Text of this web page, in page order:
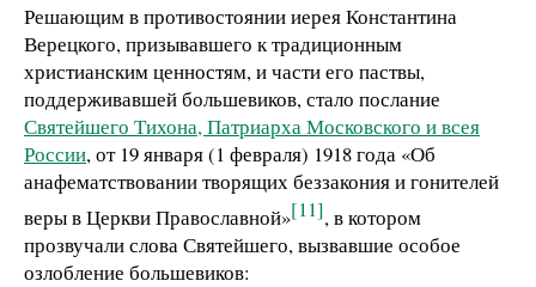
Решающим в противостоянии иерея Константина
Верецкого, призывавшего к традиционным
христианским ценностям, и части его паствы,
поддерживавшей большевиков, стало послание
Святейшего Тихона, Патриарха Московского и всея
России, от 19 января (1 февраля) 1918 года «Об
анафематствовании творящих беззакония и гонителей
веры в Церкви Православной»[11], в котором
прозвучали слова Святейшего, вызвавшие особое
озлобление большевиков: